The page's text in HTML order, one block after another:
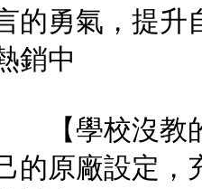
的勇氣，提
銷中
【學校沒教的
的原廠設定